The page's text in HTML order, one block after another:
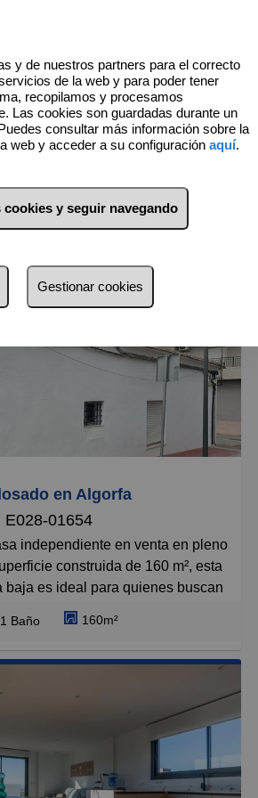
(Alicante)
en Algorfa
E028-01654
construida de 160 m², esta
baja es ideal para quienes buscan
Dispone de tres amplias
versatilidad para adaptarse
ya sea como dormitorios, oficina o
es perfecto para disfrutar de
o con amigos, mientras que la
te permitirá cocinar con total
cuenta con un baño funcional y un
1 Baño 160m²
y de nuestros partners para el correcto
de la web y para poder tener
recopilamos y procesamos
Las cookies son guardadas durante un
consultar más información sobre la
web y acceder a su configuración aquí.
y seguir navegando
Gestionar cookies